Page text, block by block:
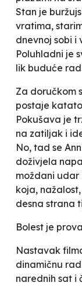
Stan je
vratima,
dnevnoj sobi i
Poluhladni je
lik buduće
Za doručkom
postaje
Pokušava je
na zatiljak i
No, tad se
doživjela
moždani udar
koja,
desna strana
Bolest je
Nastavak
dinamičnu
narednih sat i